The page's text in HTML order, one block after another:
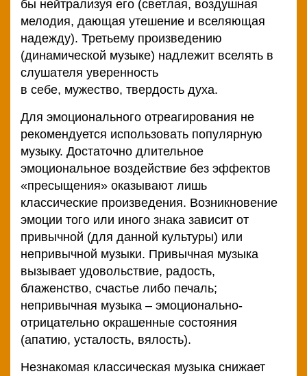
бы нейтрализуя его (светлая, воздушная
мелодия, дающая утешение и вселяющая
надежду). Третьему произведению
(динамической музыке) надлежит вселять в
слушателя уверенность
в себе, мужество, твердость духа.
Для эмоционального отреагирования не
рекомендуется использовать популярную
музыку. Достаточно длительное
эмоциональное воздействие без эффектов
«пресыщения» оказывают лишь
классические произведения. Возникновение
эмоции того или иного знака зависит от
привычной (для данной культуры) или
непривычной музыки. Привычная музыка
вызывает удовольствие, радость,
блаженство, счастье либо печаль;
непривычная музыка – эмоционально-
отрицательно окрашенные состояния
(апатию, усталость, вялость).
Незнакомая классическая музыка снижает